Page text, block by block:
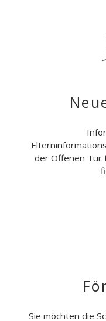
der Offenen Tür
Sie möchten die